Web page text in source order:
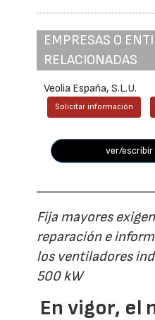
EMPRESAS O
RELACIONADAS
Veolia España, S.L.U.
Solicitar información
ver/
Fija mayores
reparación e
los ventiladores
500 kW
En vigor, el